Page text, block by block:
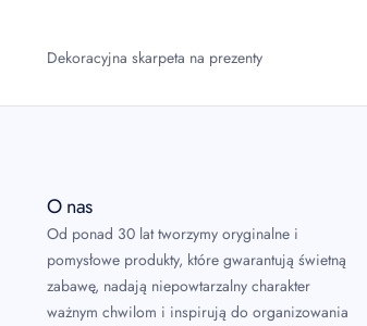
Dekoracyjna skarpeta na prezenty
O nas
Od ponad 30 lat tworzymy oryginalne i
pomysłowe produkty, które gwarantują świetną
zabawę, nadają niepowtarzalny charakter
ważnym chwilom i inspirują do organizowania